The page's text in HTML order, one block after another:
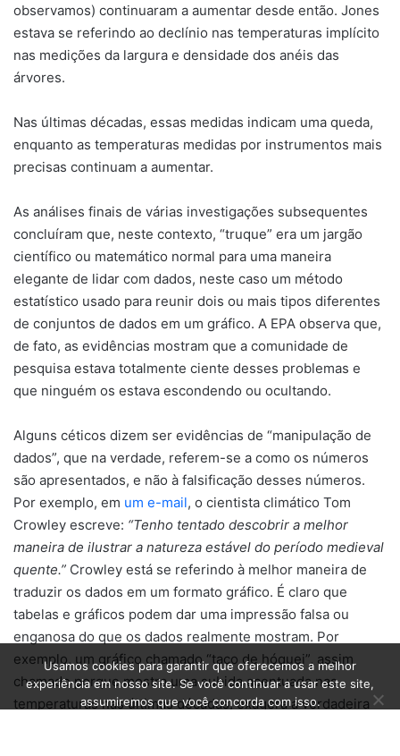
observamos) continuaram a aumentar desde então. Jones
estava se referindo ao declínio nas temperaturas implícito
nas medições da largura e densidade dos anéis das
árvores.
Nas últimas décadas, essas medidas indicam uma queda,
enquanto as temperaturas medidas por instrumentos mais
precisas continuam a aumentar.
As análises finais de várias investigações subsequentes
concluíram que, neste contexto, “truque” era um jargão
científico ou matemático normal para uma maneira
elegante de lidar com dados, neste caso um método
estatístico usado para reunir dois ou mais tipos diferentes
de conjuntos de dados em um gráfico. A EPA observa que,
de fato, as evidências mostram que a comunidade de
pesquisa estava totalmente ciente desses problemas e
que ninguém os estava escondendo ou ocultando.
Alguns céticos dizem ser evidências de “manipulação de
dados”, que na verdade, referem-se a como os números
são apresentados, e não à falsificação desses números.
Por exemplo, em um e-mail, o cientista climático Tom
Crowley escreve: “Tenho tentado descobrir a melhor
maneira de ilustrar a natureza estável do período medieval
quente.” Crowley está se referindo à melhor maneira de
traduzir os dados em um formato gráfico. É claro que
tabelas e gráficos podem dar uma impressão falsa ou
enganosa do que os dados realmente mostram. Por
exemplo, um gráfico chamado “taco de hóquei”, assim
chamado porque mostra uma subida acentuada nas
temperaturas nas últimas décadas, exagera a verdadeira
Usamos cookies para garantir que oferecemos a melhor
experiência em nosso site. Se você continuar a usar este site,
assumiremos que você concorda com isso.